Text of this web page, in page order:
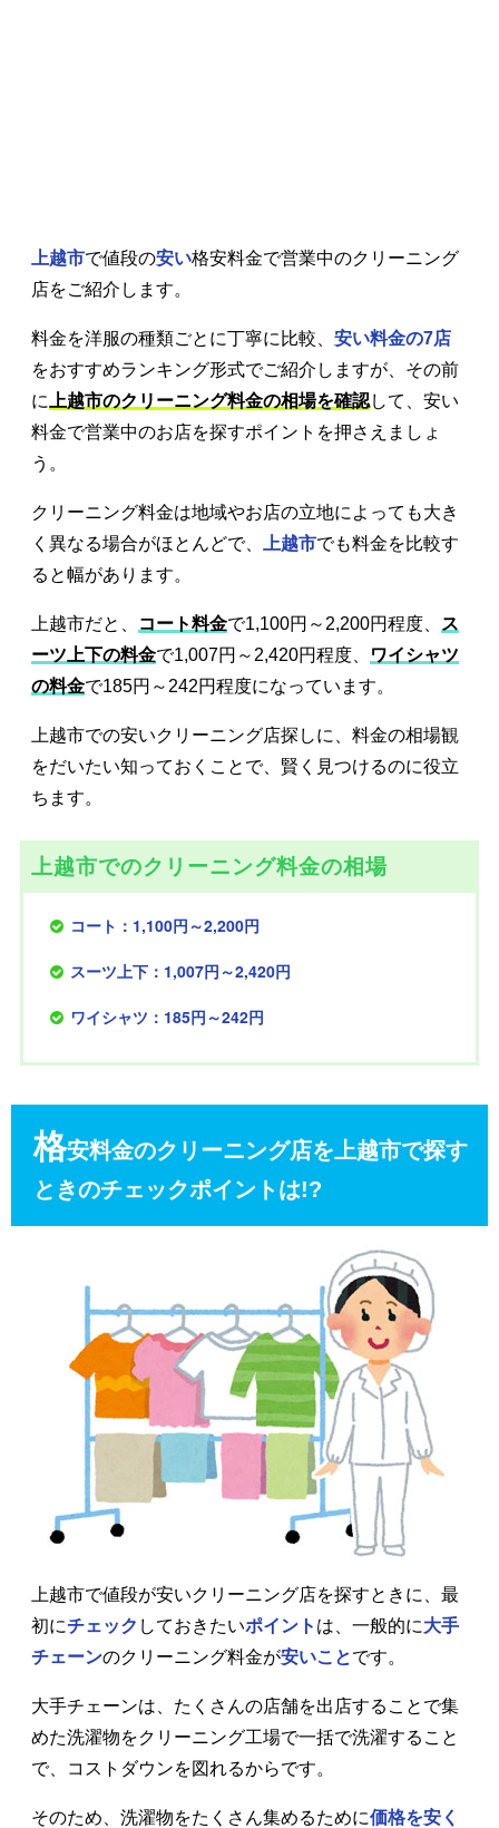
上越市で値段の安い格安料金で営業中のクリーニング
店をご紹介します。
料金を洋服の種類ごとに丁寧に比較、 安い料金の7店
をおすすめランキング形式でご紹介しますが、その前
に
上越市のクリーニング料金の相場を確認して、安い
料金で営業中のお店を探すポイントを押さえましょ
う。
クリーニング料金は地域やお店の立地によっても大き
く異なる場合がほとんどで、
上越市でも料金を比較す
ると幅があります。
上越市だと、 コート料金で1,100円～2,200円程度、
ス
ーツ上下の料金で1,007円～2,420円程度、
ワイシャツ
の料金で185円～242円程度になっています。
上越市での安いクリーニング店探しに、料金の相場観
をだいたい知っておくことで、賢く見つけるのに役立
ちます。
上越市でのクリーニング料金の相場
コート：1,100円～2,200円
スーツ上下：1,007円～2,420円
ワイシャツ：185円～242円
格安料金のクリーニング店を上越市で探す
ときのチェックポイントは!?
上越市で値段が安いクリーニング店を探すときに、最
初にチェック しておきたいポイント は、一般的に大手
チェーンのクリーニング料金が安いことです。
大手チェーンは、たくさんの店舗を出店することで集
めた洗濯物をクリーニング工場で一括で洗濯すること
で、コストダウンを図れるからです。
そのため、洗濯物をたくさん集めるために価格を安く